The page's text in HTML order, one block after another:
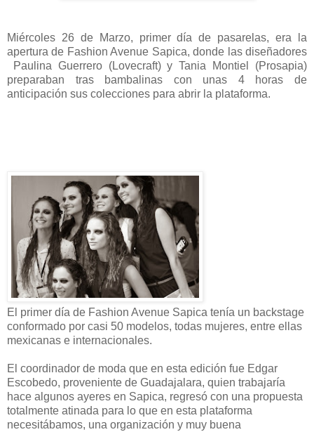
Miércoles 26 de Marzo, primer día de pasarelas, era la
apertura de Fashion Avenue Sapica, donde las diseñadores
Paulina Guerrero (Lovecraft) y Tania Montiel (Prosapia)
preparaban tras bambalinas con unas 4 horas de
anticipación sus colecciones para abrir la plataforma.
El primer día de Fashion Avenue Sapica tenía un backstage
conformado por casi 50 modelos, todas mujeres, entre ellas
mexicanas e internacionales.
El coordinador de moda que en esta edición fue Edgar
Escobedo, proveniente de Guadajalara, quien trabajaría
hace algunos ayeres en Sapica, regresó con una propuesta
totalmente atinada para lo que en esta plataforma
necesitábamos, una organización y muy buena